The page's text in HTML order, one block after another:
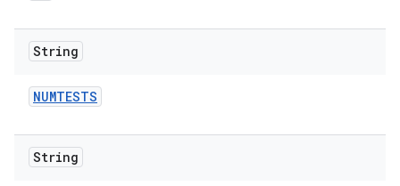
String
NUMTESTS
String